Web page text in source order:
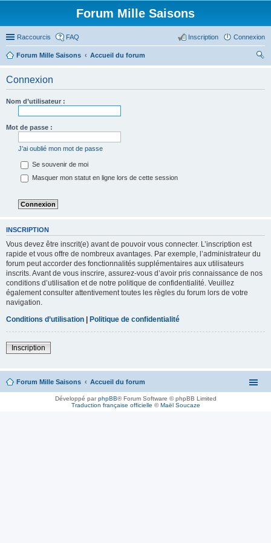
Forum Mille Saisons
Raccourcis FAQ Connexion
Inscription
Forum Mille Saisons
Accueil du forum
Connexion
Nom d’utilisateur :
Mot de passe :
J’ai oublié mon mot de passe
Se souvenir de moi
Masquer mon statut en ligne lors de cette session
INSCRIPTION
Vous devez être inscrit(e) avant de pouvoir vous connecter. L’inscription est
rapide et vous offre de nombreux avantages. Par exemple, l’administrateur du
forum peut accorder des fonctionnalités supplémentaires aux utilisateurs
inscrits. Avant de vous inscrire, assurez-vous d’avoir pris connaissance de nos
conditions d’utilisation et de notre politique de confidentialité. Veuillez
également consulter attentivement toutes les règles du forum lors de votre
navigation.
Conditions d’utilisation | Politique de confidentialité
Inscription
Forum Mille Saisons Accueil du forum
Développé parphpBB® Forum Software © phpBB Limited
Traduction française officielle ©Maël Soucaze